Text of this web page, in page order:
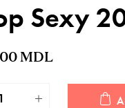
Sexy
MDL